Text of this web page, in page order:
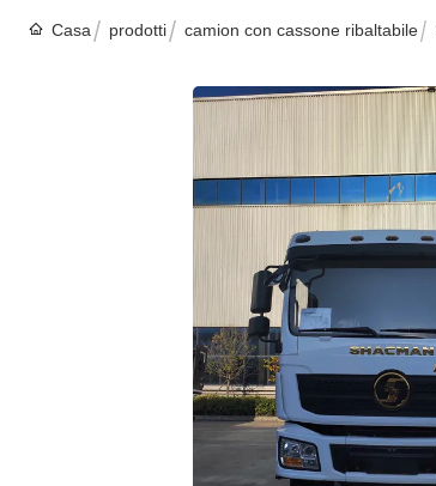
Casa prodotti camion con cassone ribaltabile